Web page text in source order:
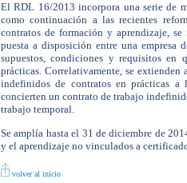
El RDL 16/2013 incorpora una serie de
como continuación a las recientes
contratos de formación y aprendizaje,
puesta a disposición entre una empresa
supuestos, condiciones y requisitos en
prácticas. Correlativamente, se extienden
indefinidos de contratos en prácticas a
concierten un contrato de trabajo
trabajo temporal.
Se amplía hasta el 31 de diciembre de
y el aprendizaje no vinculados a
volver al inicio